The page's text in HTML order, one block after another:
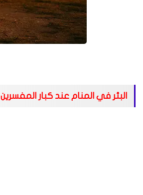
البئر في المنام عند كبار المفسرين